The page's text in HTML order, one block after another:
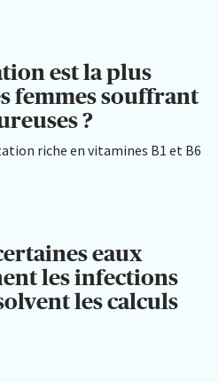
est la plus
femmes souffrant
?
riche en vitamines B1 et B6
eaux
les infections
les calculs